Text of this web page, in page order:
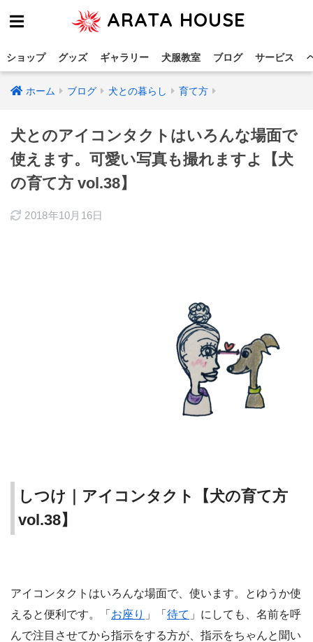
ARATA HOUSE
ショップ グッズ ギャラリー 犬服教室 ブログ サービス
ホーム ブログ 犬との暮らし 育て方
犬とのアイコンタクトはいろんな場面で
使えます。可愛い写真も撮れますよ【犬
の育て方 vol.38】
2018年10月16日
しつけ｜アイコンタクト【犬の育て方
vol.38】
アイコンタクトはいろんな場面で、使います。とゆうか使
えると便利です。「 お座り 」「 待て 」にしても、名前を呼
んで注目させてから指示をする方が、指示をちゃんと聞い